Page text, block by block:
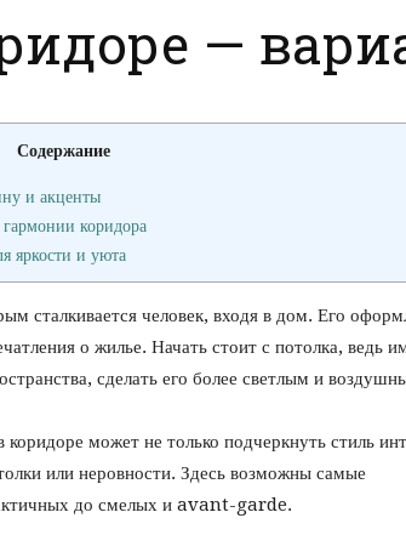
—
Содержание
и акценты
коридора
яркости и уюта
сталкивается человек, входя в дом. Его
о жилье. Начать стоит с потолка, ведь
сделать его более светлым и
коридоре может не только подчеркнуть стиль
или неровности. Здесь возможны самые
до смелых и avant-garde.